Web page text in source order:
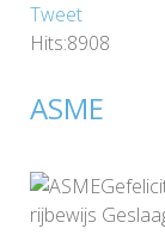
Tweet
Hits:8908
ASME
rijbewijs